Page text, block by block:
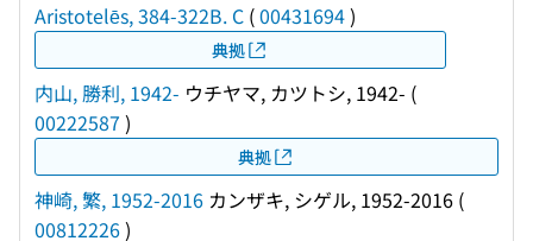
Aristotelēs, 384-322B. C (00431694)
典拠
内山, 勝利, 1942- ウチヤマ, カツトシ, 1942- (
00222587 )
典拠
神崎, 繁, 1952-2016 カンザキ, シゲル, 1952-2016 (
00812226)